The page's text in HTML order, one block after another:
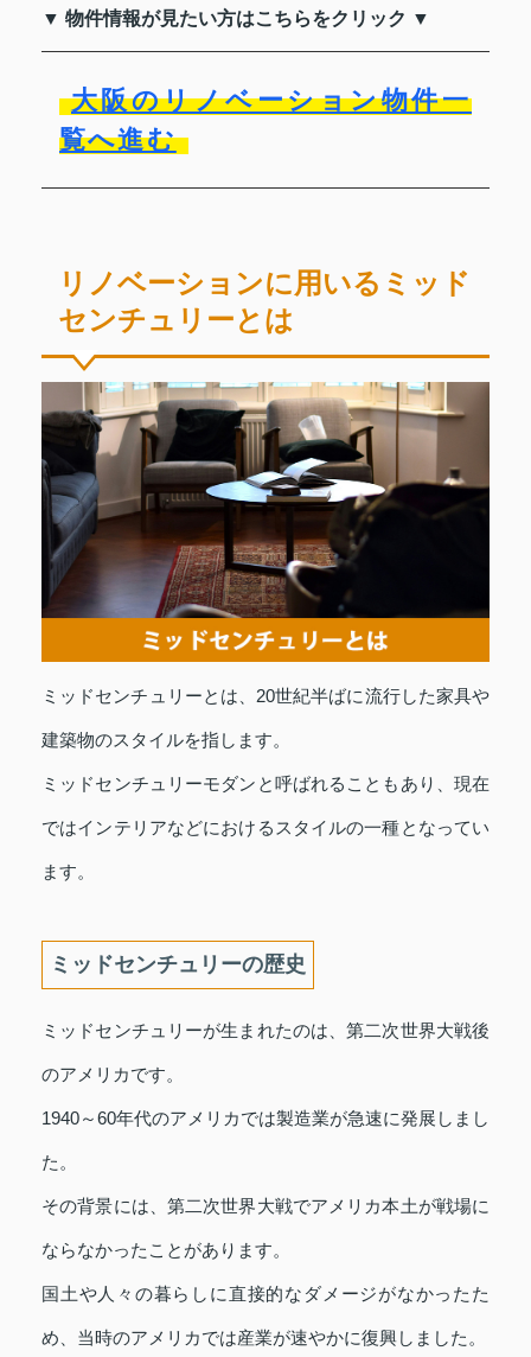
▼ 物件情報が見たい方はこちらをクリック ▼
大阪のリノベーション物件一
覧へ進む
リノベーションに用いるミッド
センチュリーとは
ミッドセンチュリーとは、20世紀半ばに流行した家具や
建築物のスタイルを指します。
ミッドセンチュリーモダンと呼ばれることもあり、現在
ではインテリアなどにおけるスタイルの一種となってい
ます。
ミッドセンチュリーの歴史
ミッドセンチュリーが生まれたのは、第二次世界大戦後
のアメリカです。
1940～60年代のアメリカでは製造業が急速に発展しまし
た。
その背景には、第二次世界大戦でアメリカ本土が戦場に
ならなかったことがあります。
国土や人々の暮らしに直接的なダメージがなかったた
め、当時のアメリカでは産業が速やかに復興しました。